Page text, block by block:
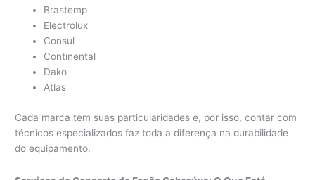
Brastemp
Electrolux
Consul
Continental
Dako
Atlas
Cada marca tem suas particularidades e, por isso, contar com
técnicos especializados faz toda a diferença na durabilidade
do equipamento.